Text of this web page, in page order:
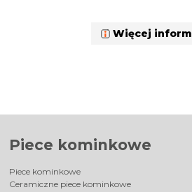
Więcej
Piece kominkowe
Piece kominkowe
Ceramiczne piece kominkowe